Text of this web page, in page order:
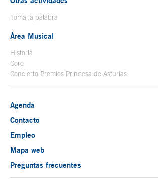
Toma la palabra
Área Musical
Historia
Coro
Concierto Premios Princesa de Asturias
Agenda
Contacto
Empleo
Mapa web
Preguntas frecuentes